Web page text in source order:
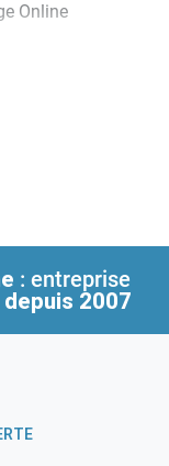
Online
: entreprise
2007